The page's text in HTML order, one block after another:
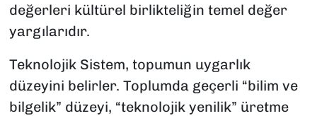
değerleri kültürel birlikteliğin temel değer
yargılarıdır.
Teknolojik Sistem, topumun uygarlık
düzeyini belirler. Toplumda geçerli “bilim ve
bilgelik” düzeyi, “teknolojik yenilik” üretme